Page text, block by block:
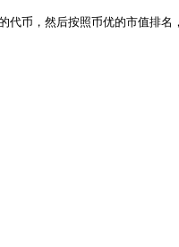
币，然后按照币优的市值排